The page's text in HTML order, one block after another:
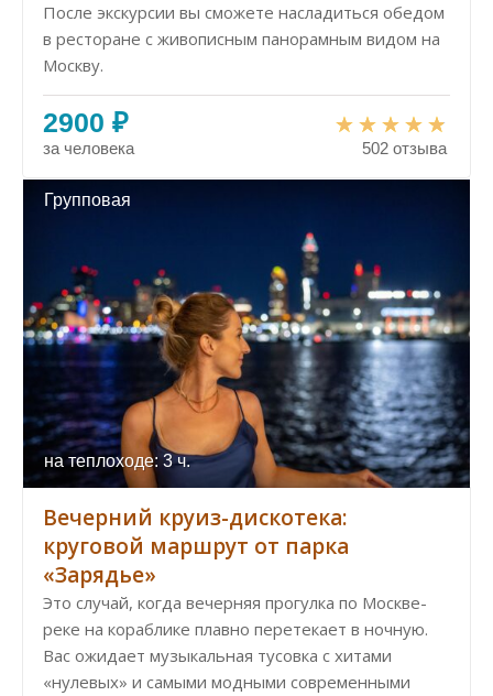
После экскурсии вы сможете насладиться обедом
в ресторане с живописным панорамным видом на
Москву.
2900 ₽
за человека 502 отзыва
Групповая
на теплоходе: 3 ч.
Вечерний круиз-дискотека:
круговой маршрут от парка
«Зарядье»
Это случай, когда вечерняя прогулка по Москве-
реке на кораблике плавно перетекает в ночную.
Вас ожидает музыкальная тусовка с хитами
«нулевых» и самыми модными современными